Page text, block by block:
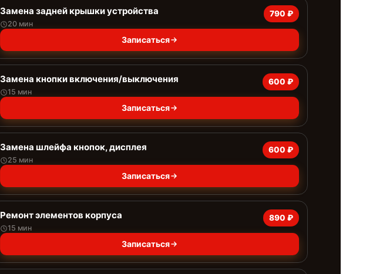
Замена задней крышки устройства
20 мин
790 ₽
Записаться
Замена кнопки включения/выключения
15 мин
600 ₽
Записаться
Замена шлейфа кнопок, дисплея
25 мин
600 ₽
Записаться
Ремонт элементов корпуса
15 мин
890 ₽
Записаться